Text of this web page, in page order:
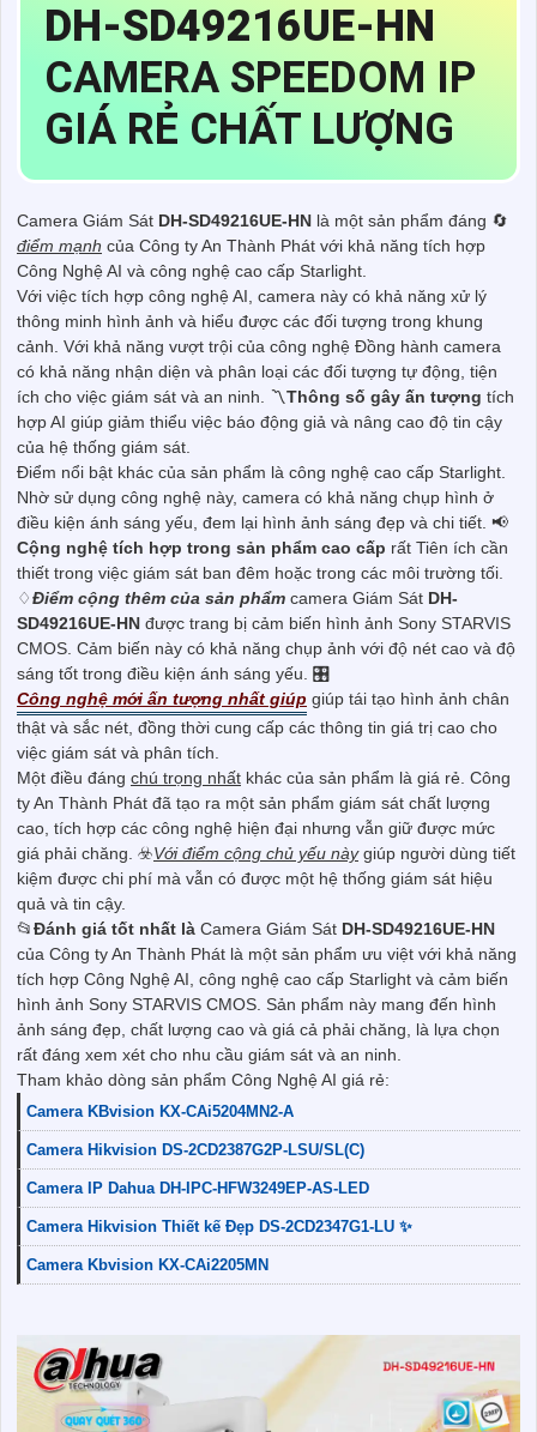
DH-SD49216UE-HN
CAMERA SPEEDOM IP
GIÁ RẺ CHẤT LƯỢNG
Camera Giám Sát DH-SD49216UE-HN là một sản phẩm đáng 🔄
điểm mạnh của Công ty An Thành Phát với khả năng tích hợp
Công Nghệ AI và công nghệ cao cấp Starlight.
Với việc tích hợp công nghệ AI, camera này có khả năng xử lý
thông minh hình ảnh và hiểu được các đối tượng trong khung
cảnh. Với khả năng vượt trội của công nghệ Đồng hành camera
có khả năng nhận diện và phân loại các đối tượng tự động, tiện
ích cho việc giám sát và an ninh. 〽Thông số gây ấn tượng tích
hợp AI giúp giảm thiểu việc báo động giả và nâng cao độ tin cậy
của hệ thống giám sát.
Điểm nổi bật khác của sản phẩm là công nghệ cao cấp Starlight.
Nhờ sử dụng công nghệ này, camera có khả năng chụp hình ở
điều kiện ánh sáng yếu, đem lại hình ảnh sáng đẹp và chi tiết. 📢
Cộng nghệ tích hợp trong sản phẩm cao cấp rất Tiên ích cần
thiết trong việc giám sát ban đêm hoặc trong các môi trường tối.
♢Điểm cộng thêm của sản phẩm camera Giám Sát DH-
SD49216UE-HN được trang bị cảm biến hình ảnh Sony STARVIS
CMOS. Cảm biến này có khả năng chụp ảnh với độ nét cao và độ
sáng tốt trong điều kiện ánh sáng yếu. 🎛
Công nghệ mới ấn tượng nhất giúp giúp tái tạo hình ảnh chân
thật và sắc nét, đồng thời cung cấp các thông tin giá trị cao cho
việc giám sát và phân tích.
Một điều đáng chú trọng nhất khác của sản phẩm là giá rẻ. Công
ty An Thành Phát đã tạo ra một sản phẩm giám sát chất lượng
cao, tích hợp các công nghệ hiện đại nhưng vẫn giữ được mức
giá phải chăng. ☣️Với điểm cộng chủ yếu nàygiúp người dùng tiết
kiệm được chi phí mà vẫn có được một hệ thống giám sát hiệu
quả và tin cậy.
📂Đánh giá tốt nhất là Camera Giám Sát DH-SD49216UE-HN
của Công ty An Thành Phát là một sản phẩm ưu việt với khả năng
tích hợp Công Nghệ AI, công nghệ cao cấp Starlight và cảm biến
hình ảnh Sony STARVIS CMOS. Sản phẩm này mang đến hình
ảnh sáng đẹp, chất lượng cao và giá cả phải chăng, là lựa chọn
rất đáng xem xét cho nhu cầu giám sát và an ninh.
Tham khảo dòng sản phẩm Công Nghệ AI giá rẻ:
Camera KBvision KX-CAi5204MN2-A
Camera Hikvision DS-2CD2387G2P-LSU/SL(C)
Camera IP Dahua DH-IPC-HFW3249EP-AS-LED
Camera Hikvision Thiết kế Đẹp DS-2CD2347G1-LU ✨
Camera Kbvision KX-CAi2205MN